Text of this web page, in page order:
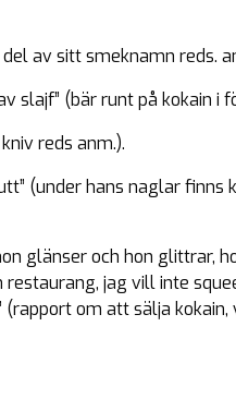
av sitt smeknamn reds.
slajf” (bär runt på kokain i
reds anm.).
(under hans naglar finns
glänser och hon glittrar,
jag vill inte
om att sälja